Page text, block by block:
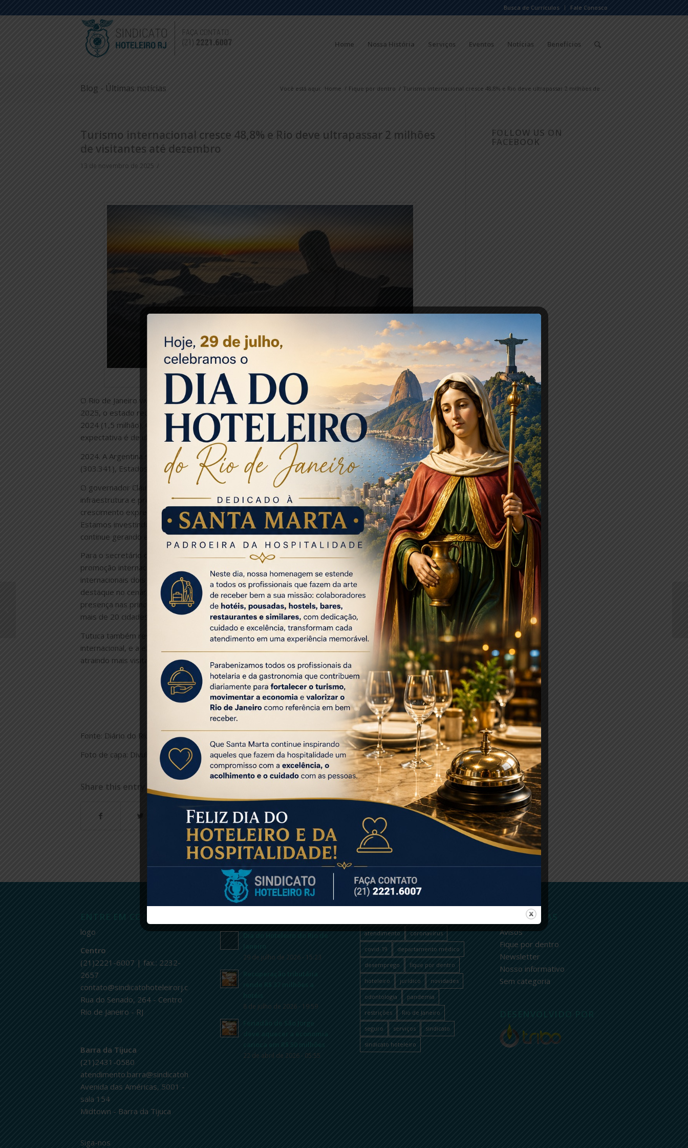
Busca de Currículos Fale Conosco
Home Nossa História Serviços Eventos Notícias Benefícios
Blog - Últimas notícias Você está aqui: Home / Fique por dentro / Turismo internacional cresce 48,8% e Rio deve ultrapassar 2 milhões de ...
Turismo internacional cresce 48,8% e Rio deve ultrapassar 2 milhões
de visitantes até dezembro
13 de novembro de 2025 /
Rio de Janeiro (Divulgação/Ascom Setur-RJ)
O Rio de Janeiro vive um momento histórico no turismo internacional. Entre janeiro e outubro de
2025, o estado recebeu 1.796.520 visitantes estrangeiros, número que já supera todo o fluxo de
2024 (1,5 milhão). O crescimento é de 48,8% em relação ao mesmo período do ano passado, e a
expectativa é de ultrapassar, até dezembro, a marca inédita de 2 milhões de turistas internacionais.
2024. A Argentina segue como o principal mercado emissor, com 648.911 turistas, seguida por Chile
(303.341), Estados Unidos (174.163), Uruguai (85.948) e França (70.916).
O governador Cláudio Castro comemorou o desempenho e atribuiu o avanço ao investimento em
infraestrutura e promoção turística. “O turismo é uma das grandes forças do nosso estado. Esse
crescimento expressivo comprova que o mundo voltou a olhar para o Rio de Janeiro com confiança.
Estamos investindo em segurança, mobilidade, infraestrutura e promoção para que o turismo
continue gerando emprego, renda e desenvolvimento em todas as regiões”, declarou Cláudio Castro.
Para o secretário de Estado de Turismo, Gustavo Tutuca, o resultado é fruto direto da política de
promoção internacional e da retomada do aeroporto RioGaleão. “Atingir 1,8 milhão de turistas
internacionais dois meses antes do fim do ano é a prova de que o Rio voltou a ocupar seu lugar de
destaque no cenário mundial. Esse avanço é fruto de um trabalho consistente de promoção, com
presença nas principais feiras globais e ações em mercados estratégicos. Só este ano, estivemos em
mais de 20 cidades no exterior promovendo o estado como destino turístico”, afirmou o secretário.
Tutuca também ressaltou o papel do RioGaleão, que recuperou protagonismo na malha aérea
internacional, e a expansão do turismo para além da capital. Cidades do interior fluminense vêm
atraindo mais visitantes, impulsionando pousadas, restaurantes e o comércio local.
Fonte: Diário do Rio
Foto de capa: Divulgação Ascom Setur-RJ
Share this entry
FOLLOW US ON
FACEBOOK
ENTRE EM CONTATO
logo
Centro
(21)2221-6007 | fax.: 2232-
2657
contato@sindicatohoteleirorj.com.br
Rua do Senado, 264 - Centro
Rio de Janeiro - RJ
Barra da Tijuca
(21)2431-0580
atendimento.barra@sindicatohoteleirorj.com.br
Avenida das Américas, 5001 -
sala 154
Midtown - Barra da Tijuca
Siga-nos
Dia do Hoteleiro do Rio de
Janeiro
29 de julho de 2026 - 15:23
Recuperação tributária
rende R$ 37 milhões a
hotéis
8 de julho de 2026 - 19:59
Feriadão de São Jorge
deve aquecer a economia
carioca em R$ 50 milhões
22 de abril de 2026 - 05:55
atendimento coronavírus
covid-19 departamento médico
desemprego fique por dentro
hoteleiro jurídico novidades
odontologia pandemia
restrições Rio de Janeiro
seguro serviços sindicato
sindicato hoteleiro
CATEGORIAS
Avisos
Fique por dentro
Newsletter
Nosso informativo
Sem categoria
DESENVOLVIDO POR
Rio projeta verão 2026
com aumento histórico